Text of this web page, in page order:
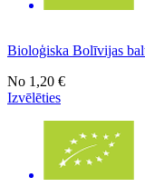
Bioloģiska Bolīvijas
No 1,20 €
Izvēlēties